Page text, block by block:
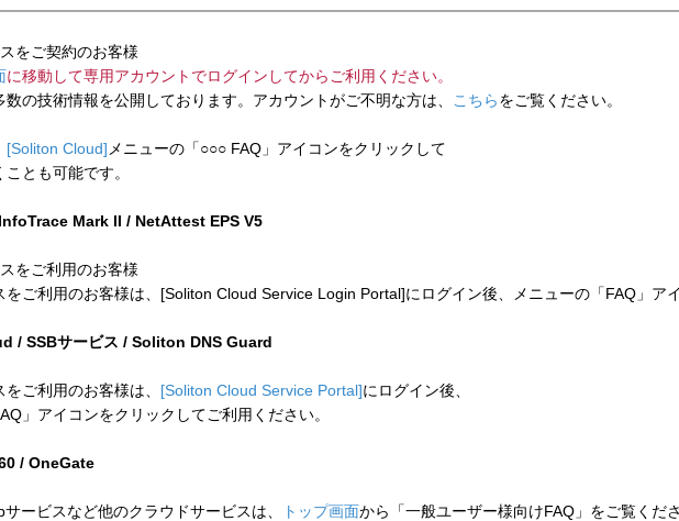
をご契約のお客様
に移動して専用アカウントでログインしてからご利用ください。
の技術情報を公開しております。アカウントがご不明な方は、
こちらをご覧ください。
[Soliton Cloud] メニューの「○○○ FAQ」アイコンをクリックして
とも可能です。
Mark II / NetAttest EPS V5
をご利用のお客様
ご利用のお客様は、[Soliton Cloud Service Login Portal]にログイン後、メニューの「FAQ」ア
/ SSBサービス / Soliton DNS Guard
ご利用のお客様は、 [Soliton Cloud Service Portal]にログイン後、
」アイコンをクリックしてご利用ください。
/ OneGate
ービスなど他のクラウドサービスは、 トップ画面から「一般ユーザー様向けFAQ」をご覧くだ